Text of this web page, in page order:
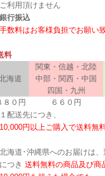
利用頂けません
銀行振込
手数料はお客様負担でお願い
料
海道
関東・信越・北陸
中部・関西・中国
四国・九州
８０円
６６０円
配送先につき、
10,000円以上ご購入で送料無
海道･沖縄県へのお届けは、
つき 送料無料の商品及び商